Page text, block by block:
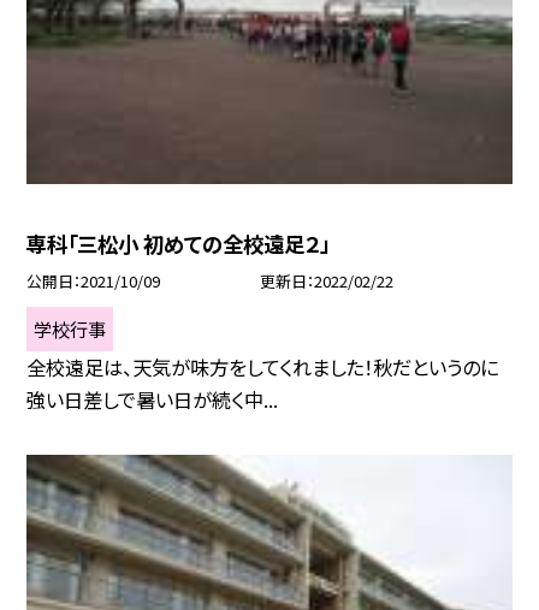
専科「三松小 初めての全校遠足２」
公開日 2021/10/09 更新日 2022/02/22
学校行事
全校遠足は、天気が味方をしてくれました！秋だというのに
強い日差しで暑い日が続く中...